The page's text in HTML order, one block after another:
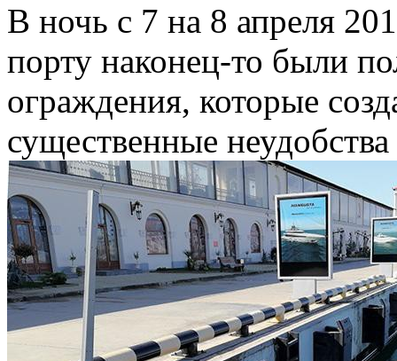
В ночь с 7 на 8 апреля
порту наконец-то были
ограждения, которые
существенные